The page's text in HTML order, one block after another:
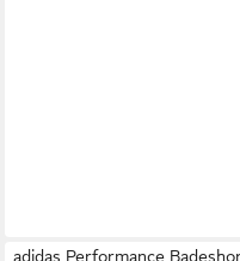
adidas Performance